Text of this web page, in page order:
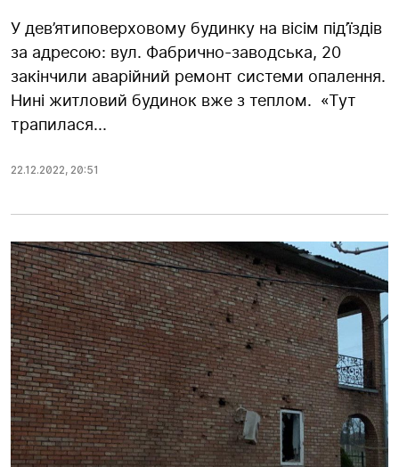
У дев’ятиповерховому будинку на вісім під’їздів
за адресою: вул. Фабрично-заводська, 20
закінчили аварійний ремонт системи опалення.
Нині житловий будинок вже з теплом. «Тут
трапилася...
22.12.2022, 20:51